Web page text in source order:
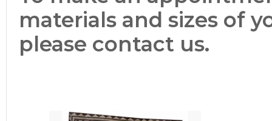
materials and sizes of
please contact us.